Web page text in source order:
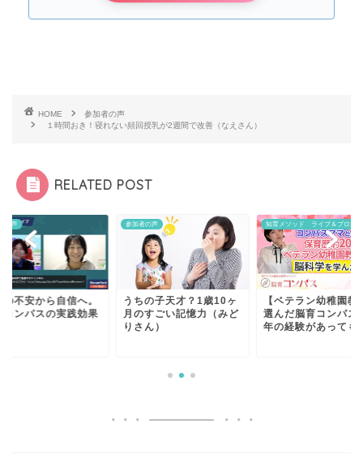
HOME
参加者の声
１時間おき！寝れない頻回授乳が2週間で改善（なえさん）
RELATED POST
の声
の不安から自信へ。
コンパスの実践効果
参加者の声
うちの子天才？1歳10ヶ
月のすごい記憶力（みど
りさん）
知育メソッド ライブ＆ブログ
【ベテラン幼稚園教
選んだ脳育コンパス
年の経験があっても